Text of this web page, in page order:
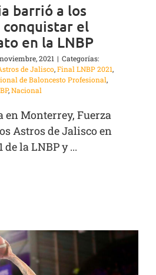
barrió a los
el
en la LNBP
2021 | Categorías:
de Jalisco,Final LNBP 2021,
de Baloncesto Profesional,
,Nacional
en Monterrey, Fuerza
Astros de Jalisco en
la LNBP y ...